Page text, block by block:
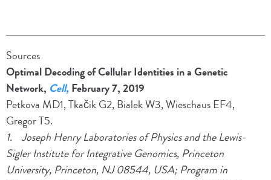
Sources
Optimal Decoding of Cellular Identities in a Genetic
Network, Cell,February 7, 2019
Petkova MD1, Tkačik G2, Bialek W3, Wieschaus EF4,
Gregor T5.
1. Joseph Henry Laboratories of Physics and the Lewis-
Sigler Institute for Integrative Genomics, Princeton
University, Princeton, NJ 08544, USA; Program in